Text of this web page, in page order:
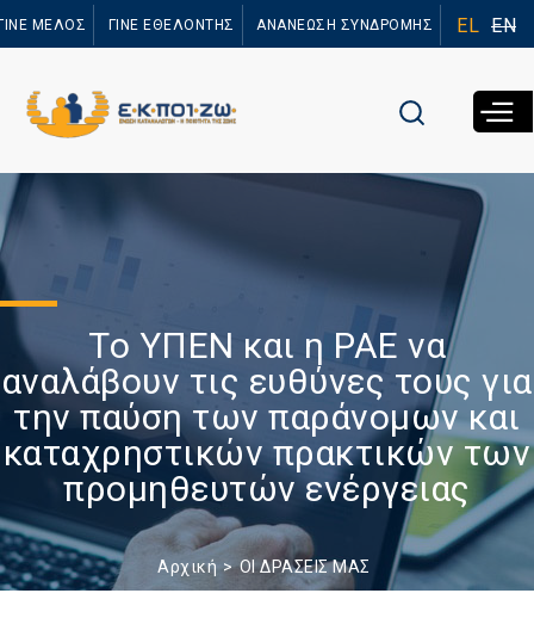
προς το
ΜΕΛΟΣ ΓΙΝΕ ΕΘΕΛΟΝΤΗΣ ΑΝΑΝΕΩΣΗ ΣΥΝΔΡΟΜΗΣ EL EN
Το ΥΠΕΝ και η ΡΑΕ να
αναλάβουν τις ευθύνες τους για
την παύση των παράνομων και
καταχρηστικών πρακτικών των
προμηθευτών ενέργειας
Αρχική ΟΙ ΔΡΑΣΕΙΣ ΜΑΣ